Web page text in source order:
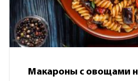
Макароны с овощами